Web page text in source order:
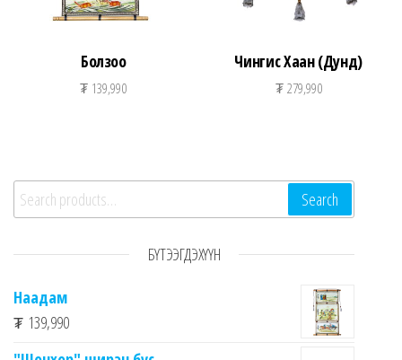
Болзоо
₮ 139,990
Чингис Хаан (Дунд)
₮279,990
Search for: Search
БҮТЭЭГДЭХҮҮН
Наадам
₮ 139,990